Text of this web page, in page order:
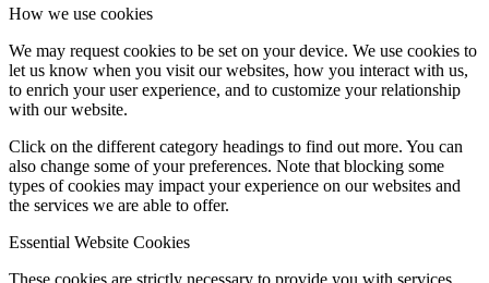
How we use cookies
We may request cookies to be set on your device. We use cookies to
let us know when you visit our websites, how you interact with us,
to enrich your user experience, and to customize your relationship
with our website.
Click on the different category headings to find out more. You can
also change some of your preferences. Note that blocking some
types of cookies may impact your experience on our websites and
the services we are able to offer.
Essential Website Cookies
These cookies are strictly necessary to provide you with services